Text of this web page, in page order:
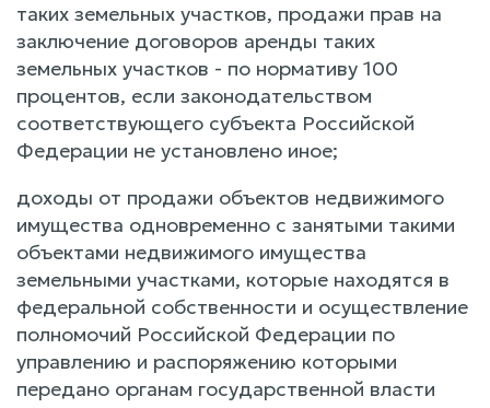
таких земельных участков, продажи прав на
заключение договоров аренды таких
земельных участков - по нормативу 100
процентов, если законодательством
соответствующего субъекта Российской
Федерации не установлено иное;
доходы от продажи объектов недвижимого
имущества одновременно с занятыми такими
объектами недвижимого имущества
земельными участками, которые находятся в
федеральной собственности и осуществление
полномочий Российской Федерации по
управлению и распоряжению которыми
передано органам государственной власти